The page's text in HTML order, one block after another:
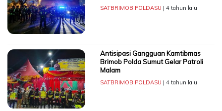
SATBRIMOB POLDASU | 4 tahun lalu
Antisipasi Gangguan Kamtibmas
Brimob Polda Sumut Gelar Patroli
Malam
SATBRIMOB POLDASU | 4 tahun lalu